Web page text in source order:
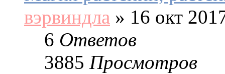
вэрвиндла » 16 окт
6 Ответов
3885 Просмотров